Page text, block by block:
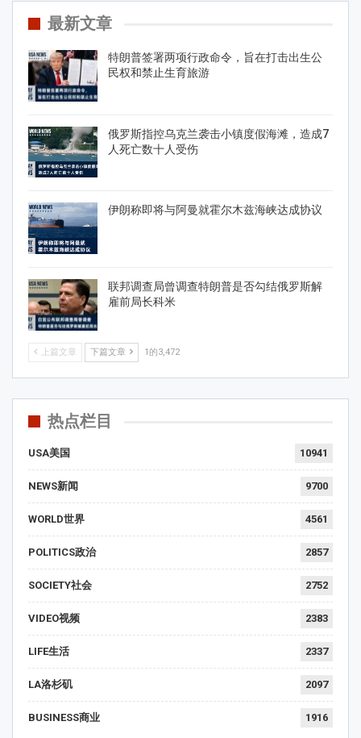
最新文章
特朗普签署两项行政命令，旨在打击出生公
民权和禁止生育旅游
俄罗斯指控乌克兰袭击小镇度假海滩，造成7
人死亡数十人受伤
伊朗称即将与阿曼就霍尔木兹海峡达成协议
联邦调查局曾调查特朗普是否勾结俄罗斯解
雇前局长科米
上篇文章 下篇文章 1的3,472
热点栏目
USA美国 10941
NEWS新闻 9700
WORLD世界 4561
POLITICS政治 2857
SOCIETY社会 2752
VIDEO视频 2383
LIFE生活 2337
LA洛杉矶 2097
BUSINESS商业 1916